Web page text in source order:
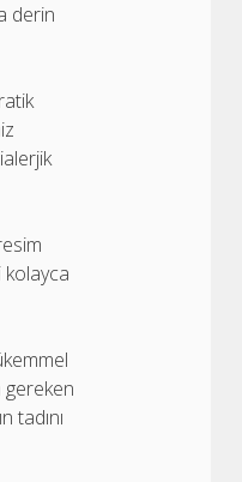
derin
kolayca
gereken
tadını